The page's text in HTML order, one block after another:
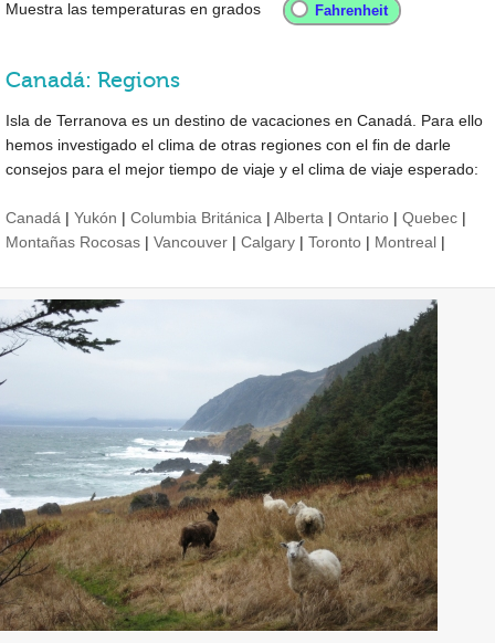
Muestra las temperaturas en grados
Canadá: Regions
Isla de Terranova es un destino de vacaciones en Canadá. Para ello
hemos investigado el clima de otras regiones con el fin de darle
consejos para el mejor tiempo de viaje y el clima de viaje esperado:
Canadá | Yukón | Columbia Británica | Alberta | Ontario | Quebec |
Montañas Rocosas | Vancouver | Calgary | Toronto | Montreal |